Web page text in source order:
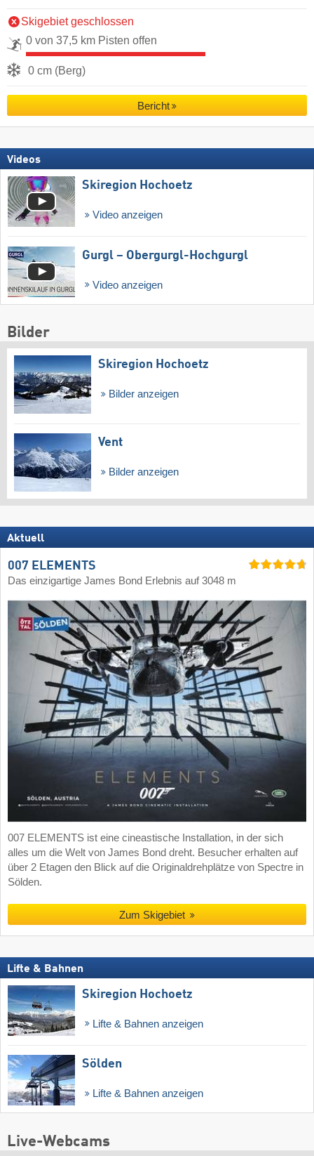
Skigebiet geschlossen
0 von 37,5 km Pisten offen
0 cm (Berg)
Bericht
Videos
Skiregion Hochoetz
Video anzeigen
Gurgl – Obergurgl-Hochgurgl
Video anzeigen
Bilder
Skiregion Hochoetz
Bilder anzeigen
Vent
Bilder anzeigen
Aktuell
007 ELEMENTS
Das einzigartige James Bond Erlebnis auf 3048 m
007 ELEMENTS ist eine cineastische Installation, in der sich
alles um die Welt von James Bond dreht. Besucher erhalten auf
über 2 Etagen den Blick auf die Originaldrehplätze von Spectre in
Sölden.
Zum Skigebiet
Lifte & Bahnen
Skiregion Hochoetz
Lifte & Bahnen anzeigen
Sölden
Lifte & Bahnen anzeigen
Live-Webcams